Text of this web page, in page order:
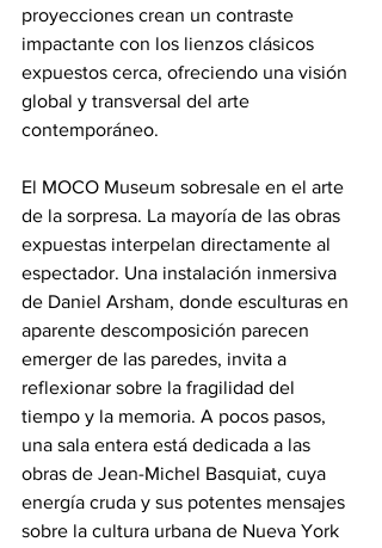
proyecciones crean un contraste
impactante con los lienzos clásicos
expuestos cerca, ofreciendo una visión
global y transversal del arte
contemporáneo.
El MOCO Museum sobresale en el arte
de la sorpresa. La mayoría de las obras
expuestas interpelan directamente al
espectador. Una instalación inmersiva
de Daniel Arsham, donde esculturas en
aparente descomposición parecen
emerger de las paredes, invita a
reflexionar sobre la fragilidad del
tiempo y la memoria. A pocos pasos,
una sala entera está dedicada a las
obras de Jean-Michel Basquiat, cuya
energía cruda y sus potentes mensajes
sobre la cultura urbana de Nueva York